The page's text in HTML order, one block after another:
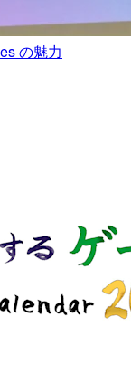
の魅力